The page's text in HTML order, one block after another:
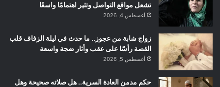
تشعل مواقع التواصل وتثير اهتمامًا واسعًا
أغسطس 4, 2026
زواج شابة من عجوز.. ما حدث في ليلة الزفاف قلب
القصة رأسًا على عقب وأثار ضجة واسعة
أغسطس 5, 2026
حكم مدمن العادة السرية.. هل صلاته صحيحة وهل